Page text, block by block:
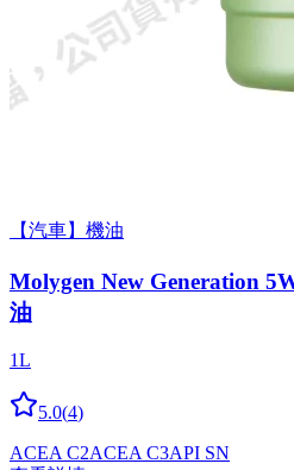
【汽車】機油
Molygen New Gener­a­tion
油
1L
5.0(4)
ACEA C2ACEA C3API SN